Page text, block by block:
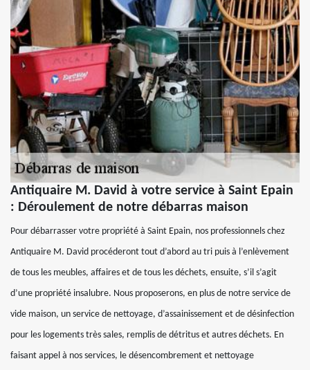
Antiquaire M. David à votre service à Saint Epain
: Déroulement de notre débarras maison
Pour débarrasser votre propriété à Saint Epain, nos professionnels chez
Antiquaire M. David procéderont tout d’abord au tri puis à l’enlèvement
de tous les meubles, affaires et de tous les déchets, ensuite, s’il s’agit
d’une propriété insalubre. Nous proposerons, en plus de notre service de
vide maison, un service de nettoyage, d’assainissement et de désinfection
pour les logements très sales, remplis de détritus et autres déchets. En
faisant appel à nos services, le désencombrement et nettoyage